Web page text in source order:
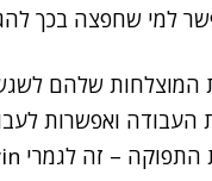
למי שחפצה בכך
המוצלחות שלהם
העבודה ואפשרות